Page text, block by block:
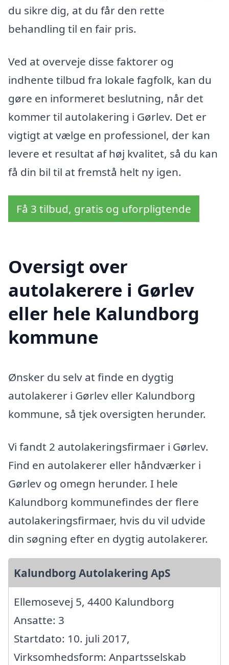
du sikre dig, at du får den rette
behandling til en fair pris.
Ved at overveje disse faktorer og
indhente tilbud fra lokale fagfolk, kan du
gøre en informeret beslutning, når det
kommer til autolakering i Gørlev. Det er
vigtigt at vælge en professionel, der kan
levere et resultat af høj kvalitet, så du kan
få din bil til at fremstå helt ny igen.
Få 3 tilbud, gratis og uforpligtende
Oversigt over
autolakerere i Gørlev
eller hele Kalundborg
kommune
Ønsker du selv at finde en dygtig
autolakerer i Gørlev eller Kalundborg
kommune, så tjek oversigten herunder.
Vi fandt 2 autolakeringsfirmaer i Gørlev.
Find en autolakerer eller håndværker i
Gørlev og omegn herunder. I hele
Kalundborg kommunefindes der flere
autolakeringsfirmaer, hvis du vil udvide
din søgning efter en dygtig autolakerer.
Kalundborg Autolakering ApS
Ellemosevej 5, 4400 Kalundborg
Ansatte: 3
Startdato: 10. juli 2017,
Virksomhedsform: Anpartsselskab